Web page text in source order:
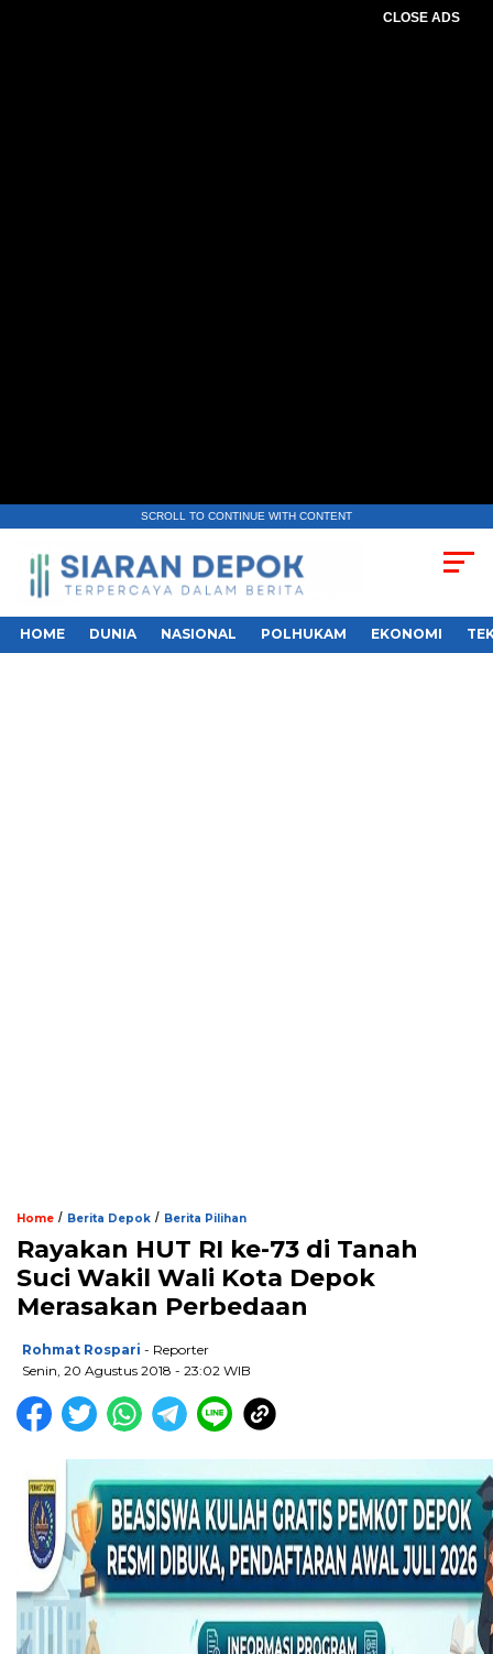
CLOSE ADS
SCROLL TO CONTINUE WITH CONTENT
HOME DUNIA NASIONAL POLHUKAM EKONOMI
Home / Berita Depok / Berita Pilihan
Rayakan HUT RI ke-73 di Tanah
Suci Wakil Wali Kota Depok
Merasakan Perbedaan
Rohmat Rospari - Reporter
Senin, 20 Agustus 2018 - 23:02 WIB